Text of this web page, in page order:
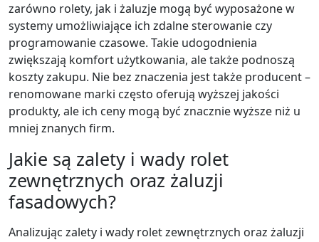
zarówno rolety, jak i żaluzje mogą być wyposażone w
systemy umożliwiające ich zdalne sterowanie czy
programowanie czasowe. Takie udogodnienia
zwiększają komfort użytkowania, ale także podnoszą
koszty zakupu. Nie bez znaczenia jest także producent –
renomowane marki często oferują wyższej jakości
produkty, ale ich ceny mogą być znacznie wyższe niż u
mniej znanych firm.
Jakie są zalety i wady rolet
zewnętrznych oraz żaluzji
fasadowych?
Analizując zalety i wady rolet zewnętrznych oraz żaluzji